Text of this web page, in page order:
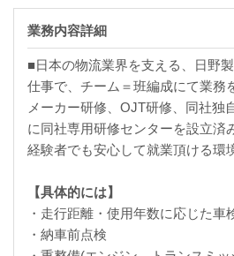
業務内容詳細
■日本の物流業界を支える、日野
仕事で、チーム＝班編成にて業務
メーカー研修、OJT研修、同社独
に同社専用研修センターを設立済
経験者でも安心して就業頂ける環
【具体的には】
・走行距離・使用年数に応じた車
・納車前点検